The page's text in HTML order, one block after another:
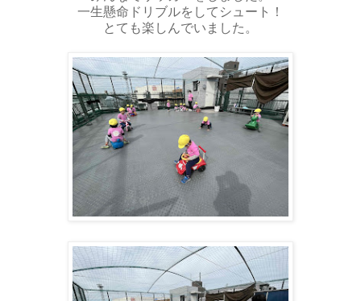
一生懸命ドリブルをしてシュート！
とても楽しんでいました。